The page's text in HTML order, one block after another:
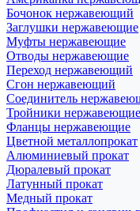
Бочонок нержавеющий
Заглушки нержавеющие
Муфты нержавеющие
Отводы нержавеющие
Переход нержавеющий
Сгон нержавеющий
Соединитель
Тройники нержавеющие
Фланцы нержавеющие
Цветной металлопрокат
Алюминиевый прокат
Дюралевый прокат
Латунный прокат
Медный прокат